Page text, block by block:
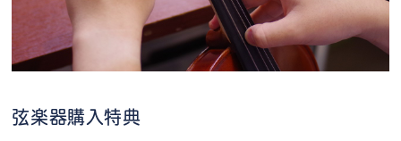
弦楽器購入特典